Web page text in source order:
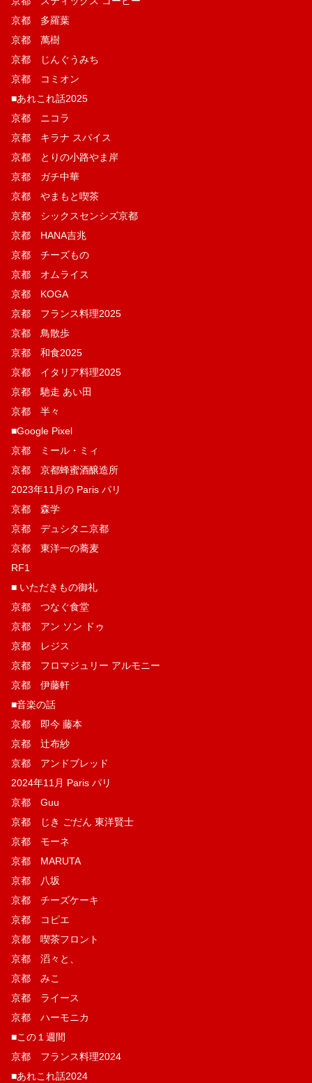
京都 多羅葉
京都 萬樹
京都 じんぐうみち
京都 コミオン
■あれこれ話2025
京都 ニコラ
京都 キラナ スパイス
京都 とりの小路やま岸
京都 ガチ中華
京都 やまもと喫茶
京都 シックスセンシズ京都
京都 HANA吉兆
京都 チーズもの
京都 オムライス
京都 KOGA
京都 フランス料理2025
京都 鳥散歩
京都 和食2025
京都 イタリア料理2025
京都 馳走 あい田
京都 半々
■Google Pixel
京都 ミール・ミィ
京都 京都蜂蜜酒醸造所
2023年11月の Paris パリ
京都 森学
京都 デュシタニ京都
京都 東洋一の蕎麦
RF1
■ いただきもの御礼
京都 つなぐ食堂
京都 アン ソン ドゥ
京都 レジス
京都 フロマジュリー アルモニー
京都 伊藤軒
■音楽の話
京都 即今 藤本
京都 辻布紗
京都 アンドブレッド
2024年11月 Paris パリ
京都 Guu
京都 じき ごだん 東洋賢士
京都 モーネ
京都 MARUTA
京都 八坂
京都 チーズケーキ
京都 コピエ
京都 喫茶フロント
京都 滔々と、
京都 みこ
京都 ライース
京都 ハーモニカ
■この１週間
京都 フランス料理2024
■あれこれ話2024